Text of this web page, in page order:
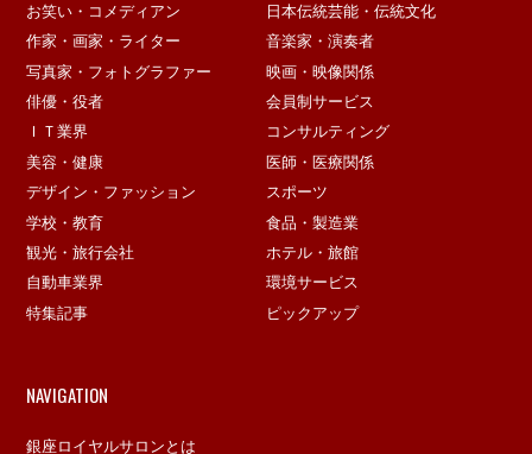
お笑い・コメディアン
日本伝統芸能・伝統文化
作家・画家・ライター
音楽家・演奏者
写真家・フォトグラファー
映画・映像関係
俳優・役者
会員制サービス
ＩＴ業界
コンサルティング
美容・健康
医師・医療関係
デザイン・ファッション
スポーツ
学校・教育
食品・製造業
観光・旅行会社
ホテル・旅館
自動車業界
環境サービス
特集記事
ピックアップ
NAVIGATION
銀座ロイヤルサロンとは